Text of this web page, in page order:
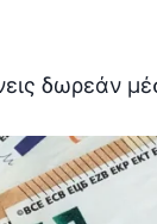
δωρεάν